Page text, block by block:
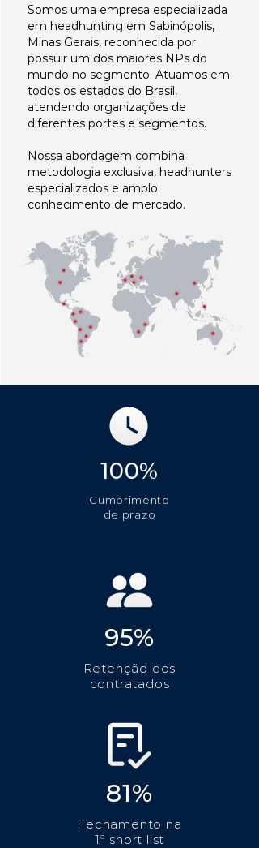
Somos uma empresa especializada
em headhunting em Sabinópolis,
Minas Gerais, reconhecida por
possuir um dos maiores NPs do
mundo no segmento. Atuamos em
todos os estados do Brasil,
atendendo organizações de
diferentes portes e segmentos.
Nossa abordagem combina
metodologia exclusiva, headhunters
especializados e amplo
conhecimento de mercado.
100%
Cumprimento
de prazo
95%
Retenção dos
contratados
81%
Fechamento na
1ª short list